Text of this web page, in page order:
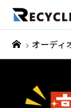
オーディ